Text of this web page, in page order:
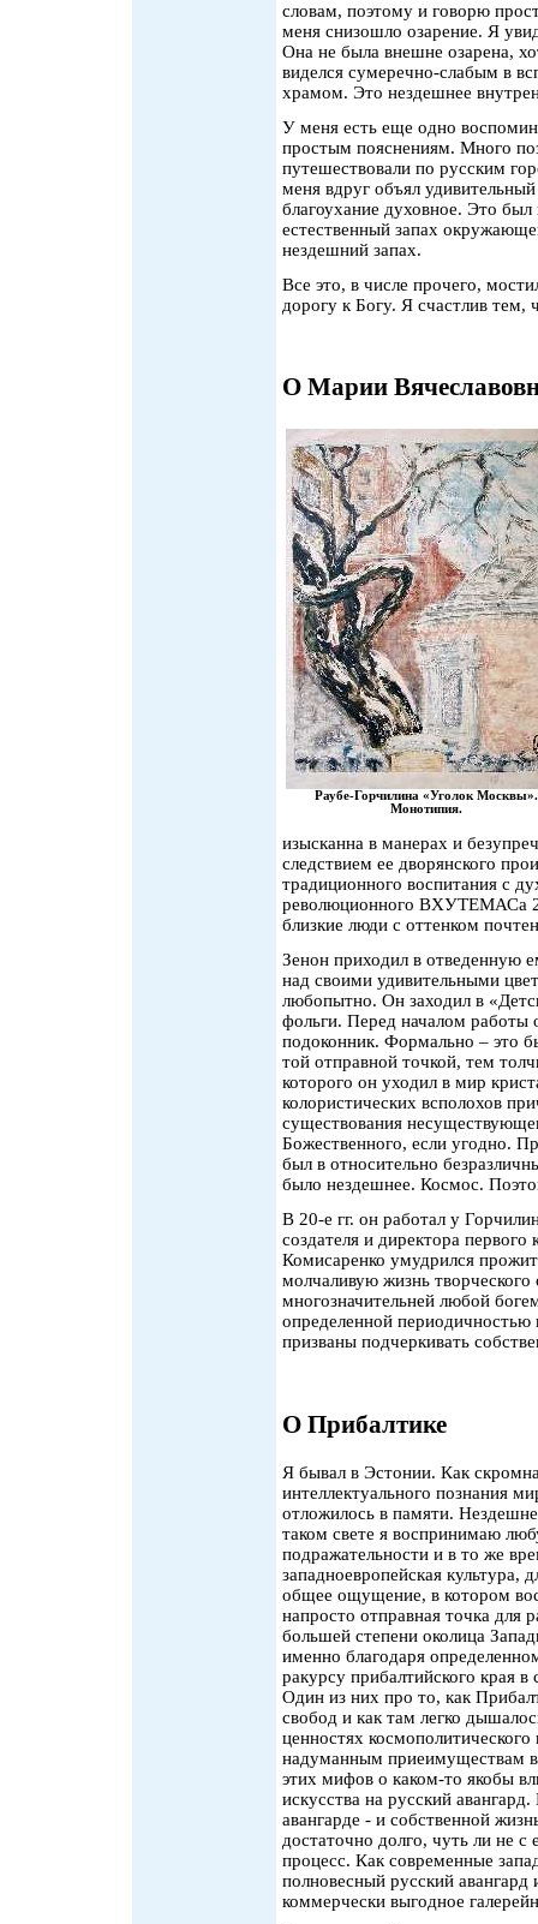
словам, поэтому и говорю
меня снизошло озарение. Я
Она не была внешне озарена,
виделся сумеречно-слабым в
храмом. Это нездешнее
У меня есть еще одно
простым пояснениям. Много
путешествовали по русским
меня вдруг объял
благоухание духовное. Это
естественный запах
нездешний запах.
Все это, в числе прочего,
дорогу к Богу. Я счастлив тем,
О Марии
Раубе-Горчилина «Уголок Москвы».
Монотипия.
изысканна в манерах и
следствием ее дворянского
традиционного воспитания с
революционного ВХУТЕМАСа
близкие люди с оттенком
Зенон приходил в отведенную
над своими удивительными
любопытно. Он заходил в
фольги. Перед началом работы
подоконник. Формально – это
той отправной точкой, тем
которого он уходил в мир
колористических всполохов
существования
Божественного, если угодно.
был в относительно
было нездешнее. Космос.
В 20-е гг. он работал у
создателя и директора
Комисаренко умудрился
молчаливую жизнь
многозначительней любой
определенной
призваны подчеркивать
О Прибалтике
Я бывал в Эстонии. Как
интеллектуального познания
отложилось в памяти.
таком свете я воспринимаю
подражательности и в то же
западноевропейская культура,
общее ощущение, в котором
напросто отправная точка для
большей степени околица
именно благодаря
ракурсу прибалтийского края
Один из них про то, как
свобод и как там легко
ценностях
надуманным приеимуществам
этих мифов о каком-то якобы
искусства на русский
авангарде - и собственной
достаточно долго, чуть ли не
процесс. Как современные
полновесный русский
коммерчески выгодное